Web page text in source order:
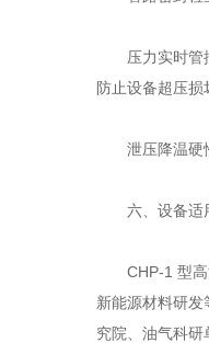
压力实时管控
防止设备超压
泄压降温硬性
六、设备适
CHP-1 型高温
新能源材料研
究院、油气科研